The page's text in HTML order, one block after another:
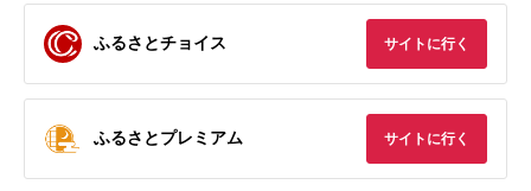
ふるさとチョイス サイトに行く
ふるさとプレミアム サイトに行く